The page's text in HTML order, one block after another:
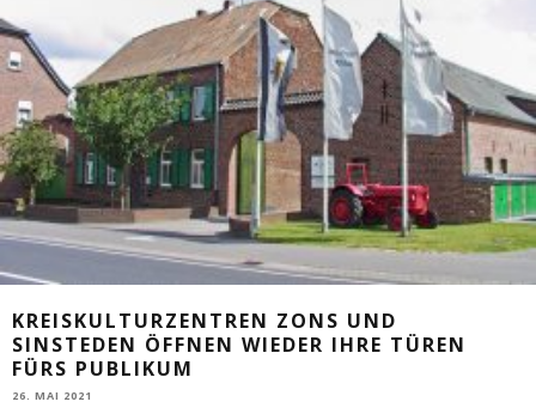
KREISKULTURZENTREN ZONS UND
SINSTEDEN ÖFFNEN WIEDER IHRE TÜREN
FÜRS PUBLIKUM
26. MAI 2021